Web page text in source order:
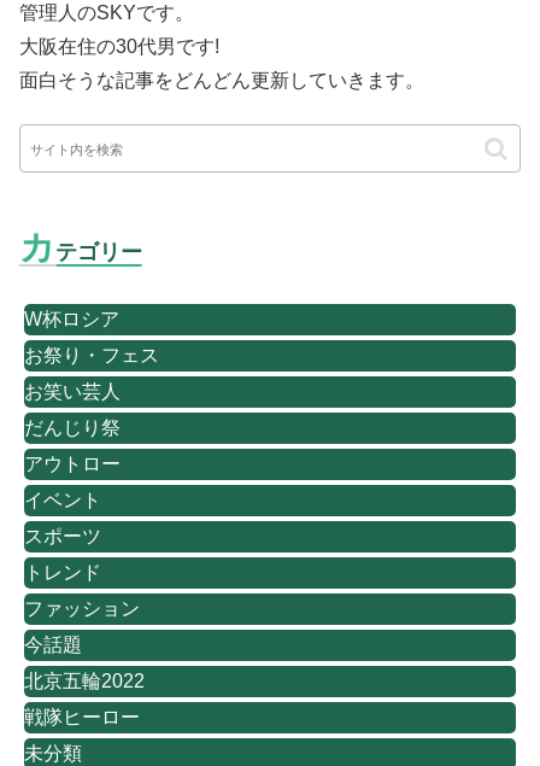
管理人のSKYです。
大阪在住の30代男です!
面白そうな記事をどんどん更新していきます。
カ テゴリー
W杯ロシア
お祭り・フェス
お笑い芸人
だんじり祭
アウトロー
イベント
スポーツ
トレンド
ファッション
今話題
北京五輪2022
戦隊ヒーロー
未分類